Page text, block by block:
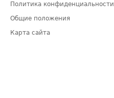
Политика конфиденциальности
Общие положения
Карта сайта